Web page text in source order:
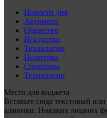
Новости дня
Автомото
Общество
Искусство
Технологии
Политика
Спонсоры
Технологии
Место для виджета
Вставьте сюда текстовый
админки. Никаких лишних